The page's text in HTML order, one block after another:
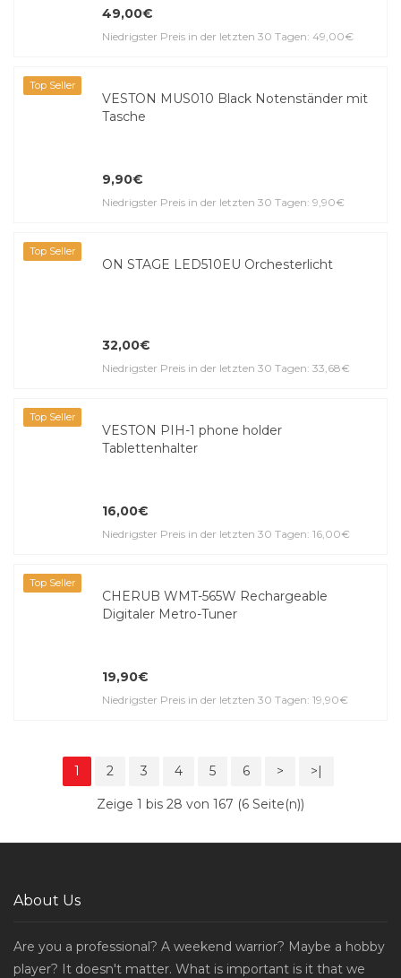
49,00€
Niedrigster Preis in der letzten 30 Tagen: 49,00€
Top Seller
VESTON MUS010 Black Notenständer mit
Tasche
9,90€
Niedrigster Preis in der letzten 30 Tagen: 9,90€
Top Seller
ON STAGE LED510EU Orchesterlicht
32,00€
Niedrigster Preis in der letzten 30 Tagen: 33,68€
Top Seller
VESTON PIH-1 phone holder
Tablettenhalter
16,00€
Niedrigster Preis in der letzten 30 Tagen: 16,00€
Top Seller
CHERUB WMT-565W Rechargeable
Digitaler Metro-Tuner
19,90€
Niedrigster Preis in der letzten 30 Tagen: 19,90€
1 2 3 4 5 6 > >|
Zeige 1 bis 28 von 167 (6 Seite(n))
About Us
Are you a professional? A weekend warrior? Maybe a hobby
player? It doesn't matter. What is important is it that we